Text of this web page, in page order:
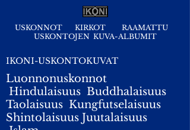
USKONNOT KIRKOT
RAAMATTU
USKONTOJEN KUVA-ALBUMIT
IKONI-USKONTOKUVAT
Luonnonuskonnot
Hindulaisuus Buddhalaisuus
Taolaisuus Kungfutselaisuus
Shintolaisuus Juutalaisuus